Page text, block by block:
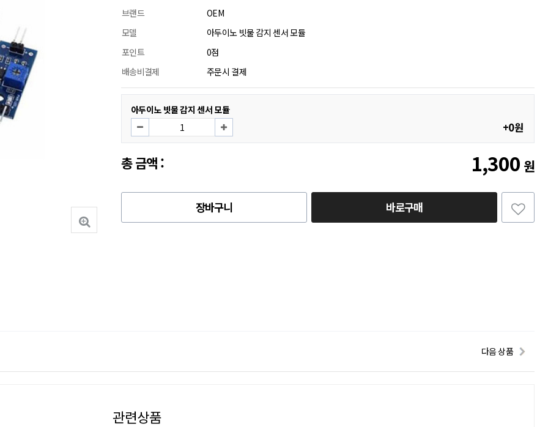
브랜드
OEM
모델
아두이노 빗물 감지 센서 모듈
포인트
0점
배송비결제
주문시 결제
아두이노 빗물 감지 센서 모듈
+0원
총 금액 : 1,300 원
장바구니 바로구매
다음 상품
관련상품